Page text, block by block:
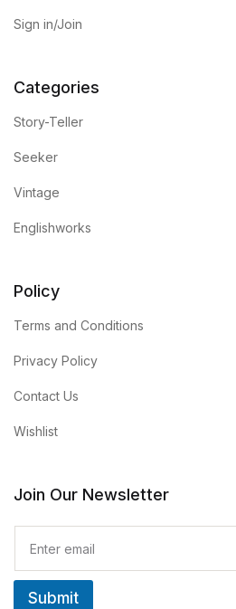
Sign in/Join
Categories
Story-Teller
Seeker
Vintage
Englishworks
Policy
Terms and Conditions
Privacy Policy
Contact Us
Wishlist
Join Our Newsletter
a
i
Submit